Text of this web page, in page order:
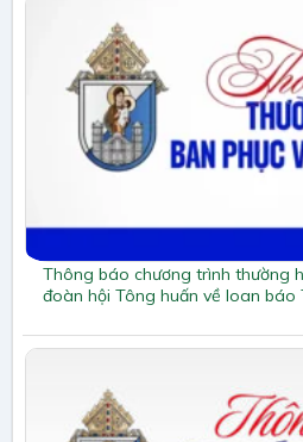
Thông báo chương trình thường
đoàn hội Tông huấn về loan báo